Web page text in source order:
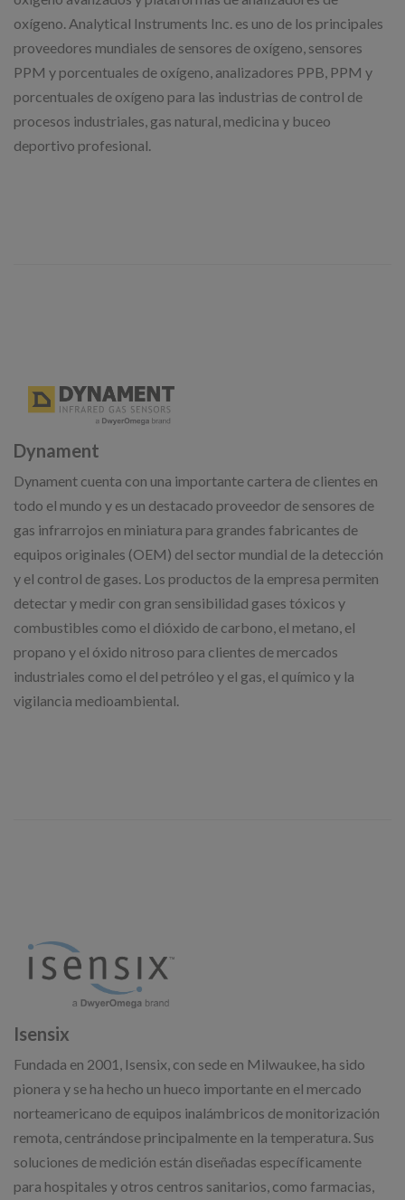
oxígeno. Analytical Instruments Inc. es uno de los principales
proveedores mundiales de sensores de oxígeno, sensores
PPM y porcentuales de oxígeno, analizadores PPB, PPM y
porcentuales de oxígeno para las industrias de control de
procesos industriales, gas natural, medicina y buceo
deportivo profesional.
Dynament
Dynament cuenta con una importante cartera de clientes en
todo el mundo y es un destacado proveedor de sensores de
gas infrarrojos en miniatura para grandes fabricantes de
equipos originales (OEM) del sector mundial de la detección
y el control de gases. Los productos de la empresa permiten
detectar y medir con gran sensibilidad gases tóxicos y
combustibles como el dióxido de carbono, el metano, el
propano y el óxido nitroso para clientes de mercados
industriales como el del petróleo y el gas, el químico y la
vigilancia medioambiental.
Isensix
Fundada en 2001, Isensix, con sede en Milwaukee, ha sido
pionera y se ha hecho un hueco importante en el mercado
norteamericano de equipos inalámbricos de monitorización
remota, centrándose principalmente en la temperatura. Sus
soluciones de medición están diseñadas específicamente
para hospitales y otros centros sanitarios, como farmacias,